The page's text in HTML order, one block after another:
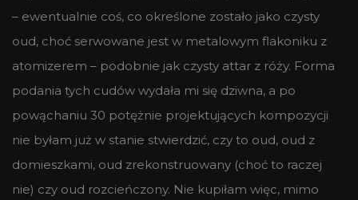
– ewentualnie coś, co określone zostało jako czysty
oud, choć serwowane jest w metalowym flakoniku z
atomizerem – podobnie jak czysty attar z róży. Forma
podania tych cudów wydała mi się dziwna, a po
powąchaniu 30 potężnie projektujących kompozycji
nie byłam już w stanie stwierdzić, czy to oud, oud z
domieszkami, oud zrekonstruowany (choć to raczej
nie) czy oud rozcieńczony. Nie kupiłam więc, mimo